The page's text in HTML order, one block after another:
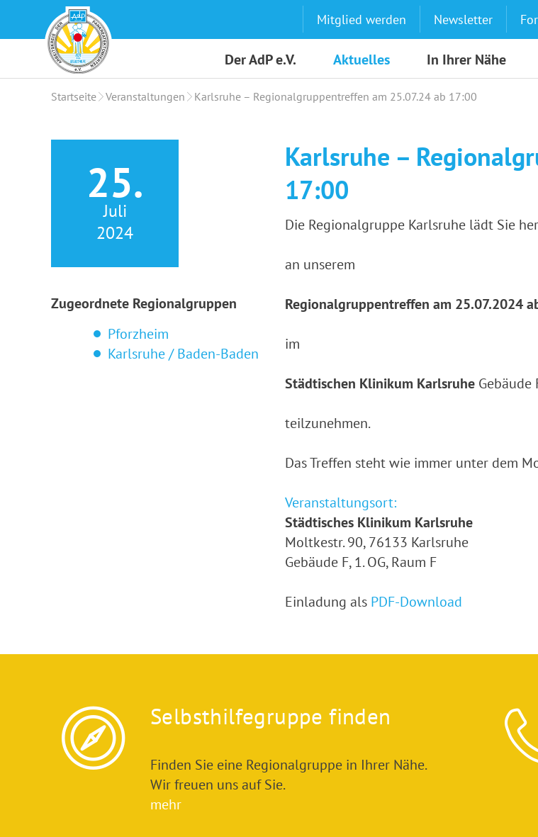
Mitglied werden Newsletter
Der AdP e.V. Aktuelles In Ihrer Nähe
Startseite Veranstaltungen Karlsruhe – Regionalgruppentreffen am 25.07.24 ab 17:00
25.
Juli
2024
Zugeordnete Regionalgruppen
Pforzheim
Karlsruhe / Baden-Baden
Karlsruhe –
17:00
Die Regionalgruppe Karlsruhe lädt Sie
an unserem
Regionalgruppentreffen am 25.07.2024
im
Städtischen Klinikum Karlsruhe Gebäude
teilzunehmen.
Das Treffen steht wie immer unter dem
Veranstaltungsort:
Städtisches Klinikum Karlsruhe
Moltkestr. 90, 76133 Karlsruhe
Gebäude F, 1. OG, Raum F
Einladung als PDF-Download
Selbsthilfegruppe finden
Finden Sie eine Regionalgruppe in Ihrer Nähe.
Wir freuen uns auf Sie.
mehr